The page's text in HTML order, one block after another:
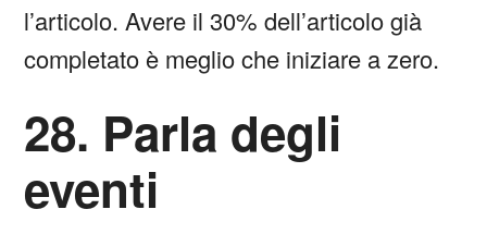
l’articolo. Avere il 30% dell’articolo già
completato è meglio che iniziare a zero.
28. Parla degli
eventi